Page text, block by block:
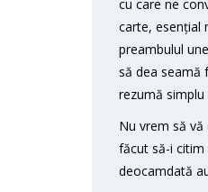
cu care ne
carte, esențial
preambulul
să dea seamă
rezumă simplu
Nu vrem să
făcut să-i citim
deocamdată